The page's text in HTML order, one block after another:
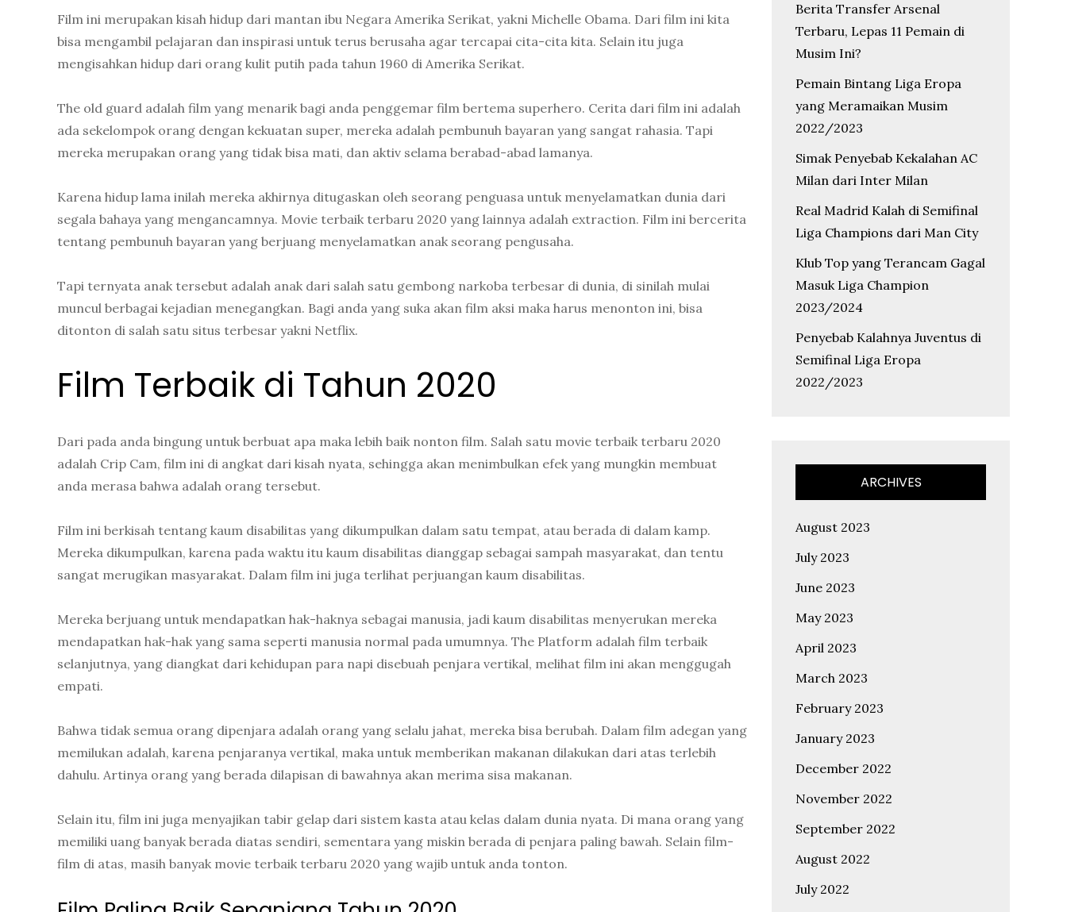
Film ini merupakan kisah hidup dari mantan ibu Negara Amerika Serikat, yakni Michelle Obama. Dari film ini kita
bisa mengambil pelajaran dan inspirasi untuk terus berusaha agar tercapai cita-cita kita. Selain itu juga
mengisahkan hidup dari orang kulit putih pada tahun 1960 di Amerika Serikat.
The old guard adalah film yang menarik bagi anda penggemar film bertema superhero. Cerita dari film ini adalah
ada sekelompok orang dengan kekuatan super, mereka adalah pembunuh bayaran yang sangat rahasia. Tapi
mereka merupakan orang yang tidak bisa mati, dan aktiv selama berabad-abad lamanya.
Karena hidup lama inilah mereka akhirnya ditugaskan oleh seorang penguasa untuk menyelamatkan dunia dari
segala bahaya yang mengancamnya. Movie terbaik terbaru 2020 yang lainnya adalah extraction. Film ini bercerita
tentang pembunuh bayaran yang berjuang menyelamatkan anak seorang pengusaha.
Tapi ternyata anak tersebut adalah anak dari salah satu gembong narkoba terbesar di dunia, di sinilah mulai
muncul berbagai kejadian menegangkan. Bagi anda yang suka akan film aksi maka harus menonton ini, bisa
ditonton di salah satu situs terbesar yakni Netflix.
Film Terbaik di Tahun 2020
Dari pada anda bingung untuk berbuat apa maka lebih baik nonton film. Salah satu movie terbaik terbaru 2020
adalah Crip Cam, film ini di angkat dari kisah nyata, sehingga akan menimbulkan efek yang mungkin membuat
anda merasa bahwa adalah orang tersebut.
Film ini berkisah tentang kaum disabilitas yang dikumpulkan dalam satu tempat, atau berada di dalam kamp.
Mereka dikumpulkan, karena pada waktu itu kaum disabilitas dianggap sebagai sampah masyarakat, dan tentu
sangat merugikan masyarakat. Dalam film ini juga terlihat perjuangan kaum disabilitas.
Mereka berjuang untuk mendapatkan hak-haknya sebagai manusia, jadi kaum disabilitas menyerukan mereka
mendapatkan hak-hak yang sama seperti manusia normal pada umumnya. The Platform adalah film terbaik
selanjutnya, yang diangkat dari kehidupan para napi disebuah penjara vertikal, melihat film ini akan menggugah
empati.
Bahwa tidak semua orang dipenjara adalah orang yang selalu jahat, mereka bisa berubah. Dalam film adegan yang
memilukan adalah, karena penjaranya vertikal, maka untuk memberikan makanan dilakukan dari atas terlebih
dahulu. Artinya orang yang berada dilapisan di bawahnya akan merima sisa makanan.
Selain itu, film ini juga menyajikan tabir gelap dari sistem kasta atau kelas dalam dunia nyata. Di mana orang yang
memiliki uang banyak berada diatas sendiri, sementara yang miskin berada di penjara paling bawah. Selain film-
film di atas, masih banyak movie terbaik terbaru 2020 yang wajib untuk anda tonton.
Berita Transfer Arsenal
Terbaru, Lepas 11 Pemain di
Musim Ini?
Pemain Bintang Liga Eropa
yang Meramaikan Musim
2022/2023
Simak Penyebab Kekalahan AC
Milan dari Inter Milan
Real Madrid Kalah di Semifinal
Liga Champions dari Man City
Klub Top yang Terancam Gagal
Masuk Liga Champion
2023/2024
Penyebab Kalahnya Juventus di
Semifinal Liga Eropa
2022/2023
ARCHIVES
August 2023
July 2023
June 2023
May 2023
April 2023
March 2023
February 2023
January 2023
December 2022
November 2022
September 2022
August 2022
July 2022